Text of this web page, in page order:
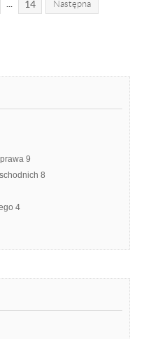
14 Następna
9
8
4